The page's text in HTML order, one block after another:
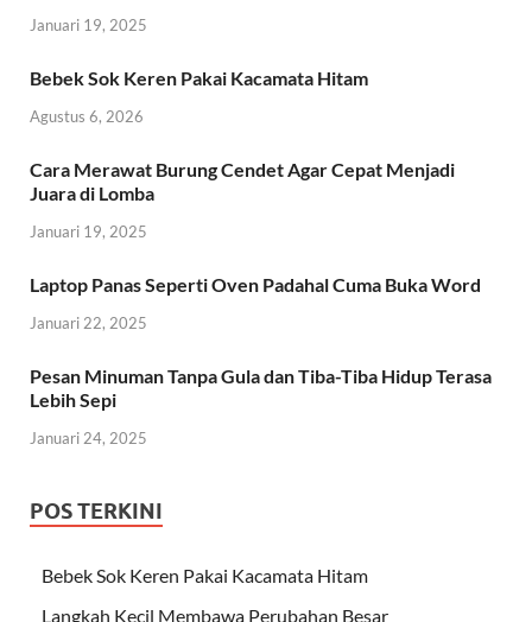
Januari 19, 2025
Bebek Sok Keren Pakai Kacamata Hitam
Agustus 6, 2026
Cara Merawat Burung Cendet Agar Cepat Menjadi
Juara di Lomba
Januari 19, 2025
Laptop Panas Seperti Oven Padahal Cuma Buka Word
Januari 22, 2025
Pesan Minuman Tanpa Gula dan Tiba-Tiba Hidup Terasa
Lebih Sepi
Januari 24, 2025
POS TERKINI
Bebek Sok Keren Pakai Kacamata Hitam
Langkah Kecil Membawa Perubahan Besar